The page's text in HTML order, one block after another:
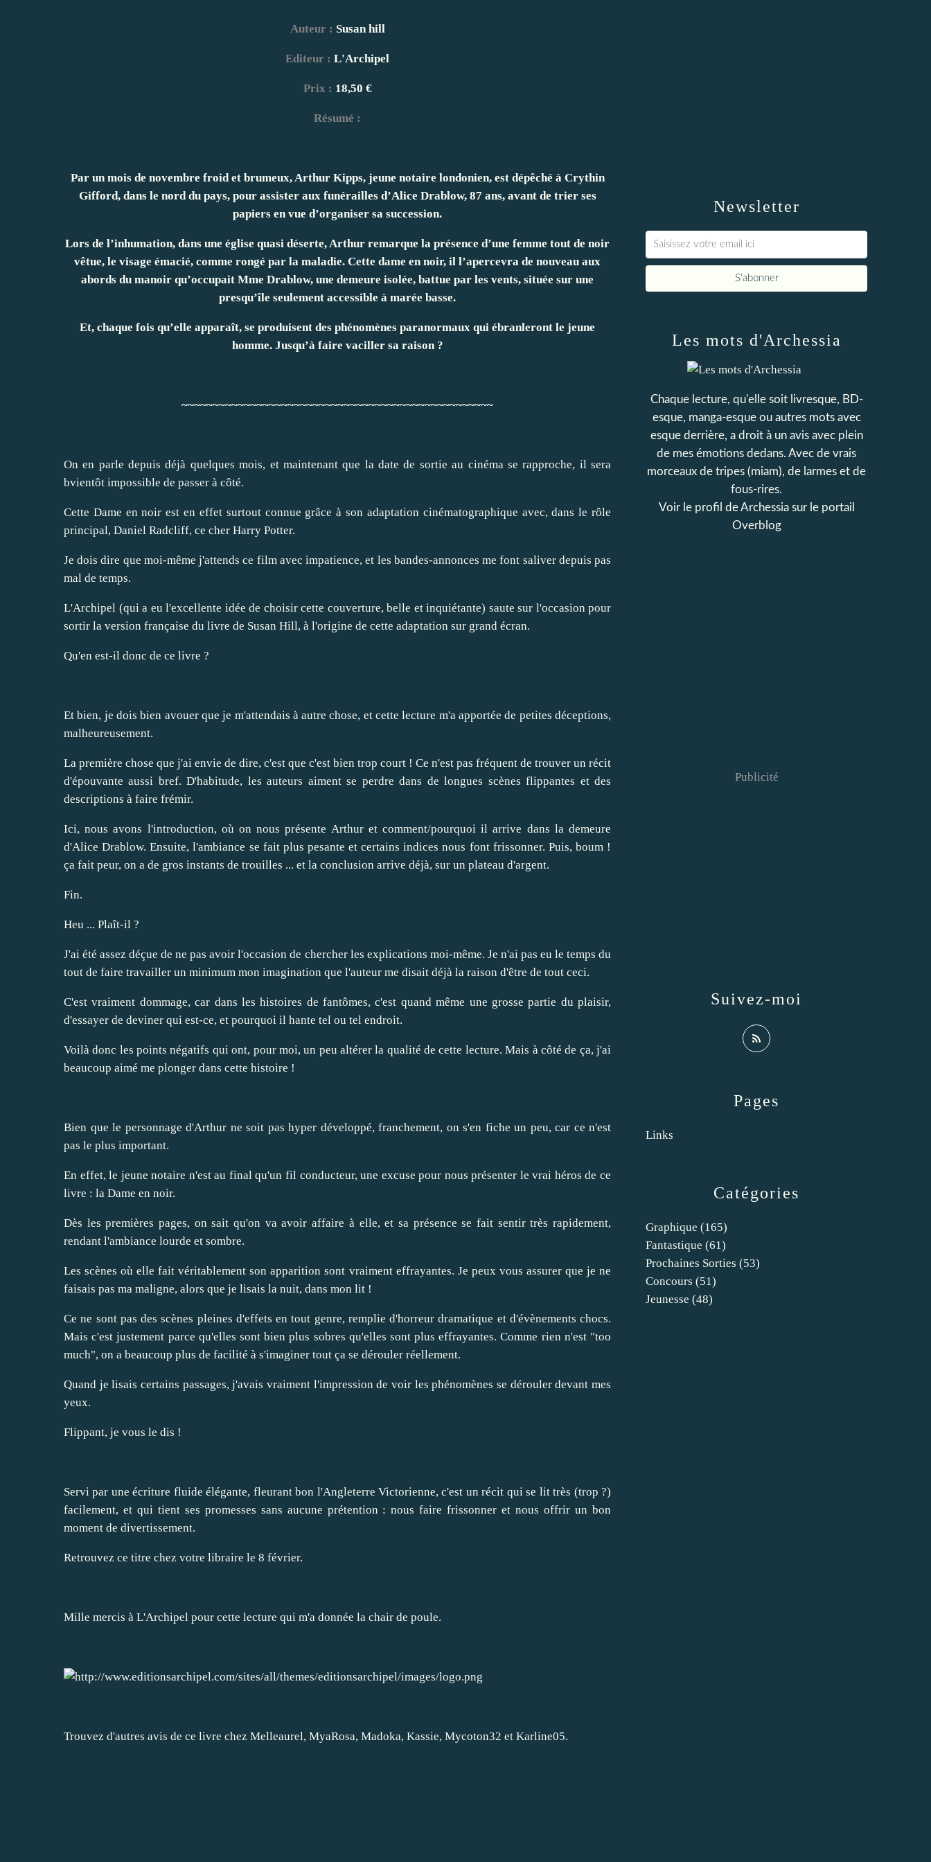
Auteur : Susan hill
Editeur : L'Archipel
Prix : 18,50 €
Résumé :
Par un mois de novembre froid et brumeux, Arthur Kipps, jeune notaire londonien, est dépêché à Crythin
Gifford, dans le nord du pays, pour assister aux funérailles d’Alice Drablow, 87 ans, avant de trier ses
papiers en vue d’organiser sa succession.
Lors de l’inhumation, dans une église quasi déserte, Arthur remarque la présence d’une femme tout de noir
vêtue, le visage émacié, comme rongé par la maladie. Cette dame en noir, il l’apercevra de nouveau aux
abords du manoir qu’occupait Mme Drablow, une demeure isolée, battue par les vents, située sur une
presqu’île seulement accessible à marée basse.
Et, chaque fois qu’elle apparaît, se produisent des phénomènes paranormaux qui ébranleront le jeune
homme. Jusqu’à faire vaciller sa raison ?
~~~~~~~~~~~~~~~~~~~~~~~~~~~~~~~~~~~~~~~~~~~~~~~~~~
On en parle depuis déjà quelques mois, et maintenant que la date de sortie au cinéma se rapproche, il sera
bvientôt impossible de passer à côté.
Cette Dame en noir est en effet surtout connue grâce à son adaptation cinématographique avec, dans le rôle
principal, Daniel Radcliff, ce cher Harry Potter.
Je dois dire que moi-même j'attends ce film avec impatience, et les bandes-annonces me font saliver depuis pas
mal de temps.
L'Archipel (qui a eu l'excellente idée de choisir cette couverture, belle et inquiétante) saute sur l'occasion pour
sortir la version française du livre de Susan Hill, à l'origine de cette adaptation sur grand écran.
Qu'en est-il donc de ce livre ?
Et bien, je dois bien avouer que je m'attendais à autre chose, et cette lecture m'a apportée de petites déceptions,
malheureusement.
La première chose que j'ai envie de dire, c'est que c'est bien trop court ! Ce n'est pas fréquent de trouver un récit
d'épouvante aussi bref. D'habitude, les auteurs aiment se perdre dans de longues scènes flippantes et des
descriptions à faire frémir.
Ici, nous avons l'introduction, où on nous présente Arthur et comment/pourquoi il arrive dans la demeure
d'Alice Drablow. Ensuite, l'ambiance se fait plus pesante et certains indices nous font frissonner. Puis, boum !
ça fait peur, on a de gros instants de trouilles ... et la conclusion arrive déjà, sur un plateau d'argent.
Fin.
Heu ... Plaît-il ?
J'ai été assez déçue de ne pas avoir l'occasion de chercher les explications moi-même. Je n'ai pas eu le temps du
tout de faire travailler un minimum mon imagination que l'auteur me disait déjà la raison d'être de tout ceci.
C'est vraiment dommage, car dans les histoires de fantômes, c'est quand même une grosse partie du plaisir,
d'essayer de deviner qui est-ce, et pourquoi il hante tel ou tel endroit.
Voilà donc les points négatifs qui ont, pour moi, un peu altérer la qualité de cette lecture. Mais à côté de ça, j'ai
beaucoup aimé me plonger dans cette histoire !
Bien que le personnage d'Arthur ne soit pas hyper développé, franchement, on s'en fiche un peu, car ce n'est
pas le plus important.
En effet, le jeune notaire n'est au final qu'un fil conducteur, une excuse pour nous présenter le vrai héros de ce
livre : la Dame en noir.
Dès les premières pages, on sait qu'on va avoir affaire à elle, et sa présence se fait sentir très rapidement,
rendant l'ambiance lourde et sombre.
Les scènes où elle fait véritablement son apparition sont vraiment effrayantes. Je peux vous assurer que je ne
faisais pas ma maligne, alors que je lisais la nuit, dans mon lit !
Ce ne sont pas des scènes pleines d'effets en tout genre, remplie d'horreur dramatique et d'évènements chocs.
Mais c'est justement parce qu'elles sont bien plus sobres qu'elles sont plus effrayantes. Comme rien n'est "too
much", on a beaucoup plus de facilité à s'imaginer tout ça se dérouler réellement.
Quand je lisais certains passages, j'avais vraiment l'impression de voir les phénomènes se dérouler devant mes
yeux.
Flippant, je vous le dis !
Servi par une écriture fluide élégante, fleurant bon l'Angleterre Victorienne, c'est un récit qui se lit très (trop ?)
facilement, et qui tient ses promesses sans aucune prétention : nous faire frissonner et nous offrir un bon
moment de divertissement.
Retrouvez ce titre chez votre libraire le 8 février.
Mille mercis à L'Archipel pour cette lecture qui m'a donnée la chair de poule.
Trouvez d'autres avis de ce livre chez Melleaurel, MyaRosa, Madoka, Kassie, Mycoton32 et Karline05.
Newsletter
Catégories
Graphique (165)
Fantastique (61)
Prochaines Sorties (53)
Concours (51)
Jeunesse (48)
Pages
Links
Les mots d'Archessia
Chaque lecture, qu'elle soit livresque, BD-
esque, manga-esque ou autres mots avec
esque derrière, a droit à un avis avec plein
de mes émotions dedans. Avec de vrais
morceaux de tripes (miam), de larmes et de
fous-rires.
Voir le profil deArchessiasur le portail
Overblog
Suivez-moi
Publicité